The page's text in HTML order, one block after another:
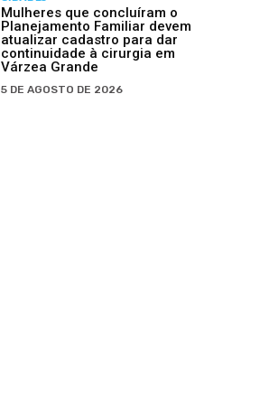
Mulheres que concluíram o
Planejamento Familiar devem
atualizar cadastro para dar
continuidade à cirurgia em
Várzea Grande
5 DE AGOSTO DE 2026